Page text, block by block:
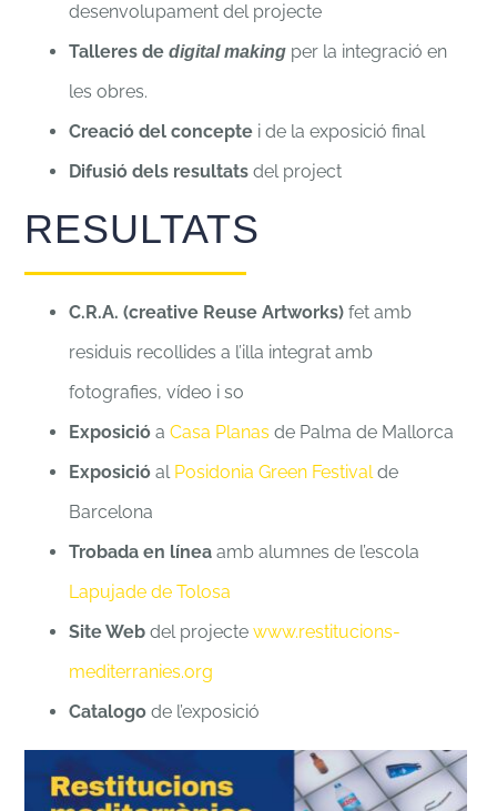
desenvolupament del projecte
Talleres dedigital making per la integració en
les obres.
Creació del concepte i de la exposició final
Difusió dels resultats del project
RESULTATS
C.R.A. (creative Reuse Artworks) fet amb
residuis recollides a l’illa integrat amb
fotografies, vídeo i so
ExposicióaCasa Planas de Palma de Mallorca
Exposició al Posidonia Green Festivalde
Barcelona
Trobada en línea amb alumnes de l’escola
Lapujade de Tolosa
Site Web del projectewww.restitucions-
mediterranies.org
Catalogo de l’exposició